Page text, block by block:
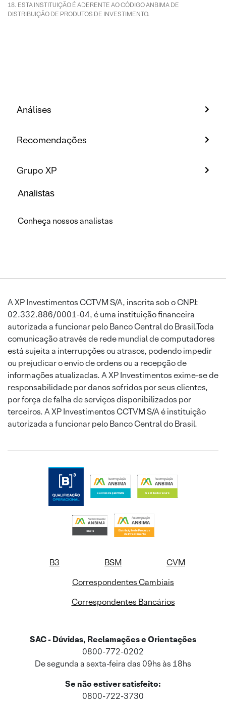
ESTA INSTITUIÇÃO É ADERENTE AO CÓDIGO ANBIMA DE
DISTRIBUIÇÃO DE PRODUTOS DE INVESTIMENTO.
Análises
Recomendações
Grupo XP
Analistas
Conheça nossos analistas
A XP Investimentos CCTVM S/A, inscrita sob o CNPJ:
02.332.886/0001-04, é uma instituição financeira
autorizada a funcionar pelo Banco Central do Brasil.Toda
comunicação através de rede mundial de computadores
está sujeita a interrupções ou atrasos, podendo impedir
ou prejudicar o envio de ordens ou a recepção de
informações atualizadas. A XP Investimentos exime-se de
responsabilidade por danos sofridos por seus clientes,
por força de falha de serviços disponibilizados por
terceiros. A XP Investimentos CCTVM S/A é instituição
autorizada a funcionar pelo Banco Central do Brasil.
B3 BSM
CVM
Correspondentes Cambiais
Correspondentes Bancários
SAC - Dúvidas, Reclamações e Orientações
0800-772-0202
De segunda a sexta-feira das 09hs às 18hs
Se não estiver satisfeito:
0800-722-3730